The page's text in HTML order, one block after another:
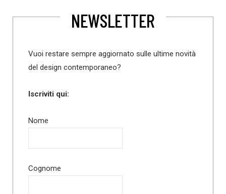
NEWSLETTER
Vuoi restare sempre aggiornato sulle ultime novità
del design contemporaneo?
Iscriviti qui:
Nome
Cognome